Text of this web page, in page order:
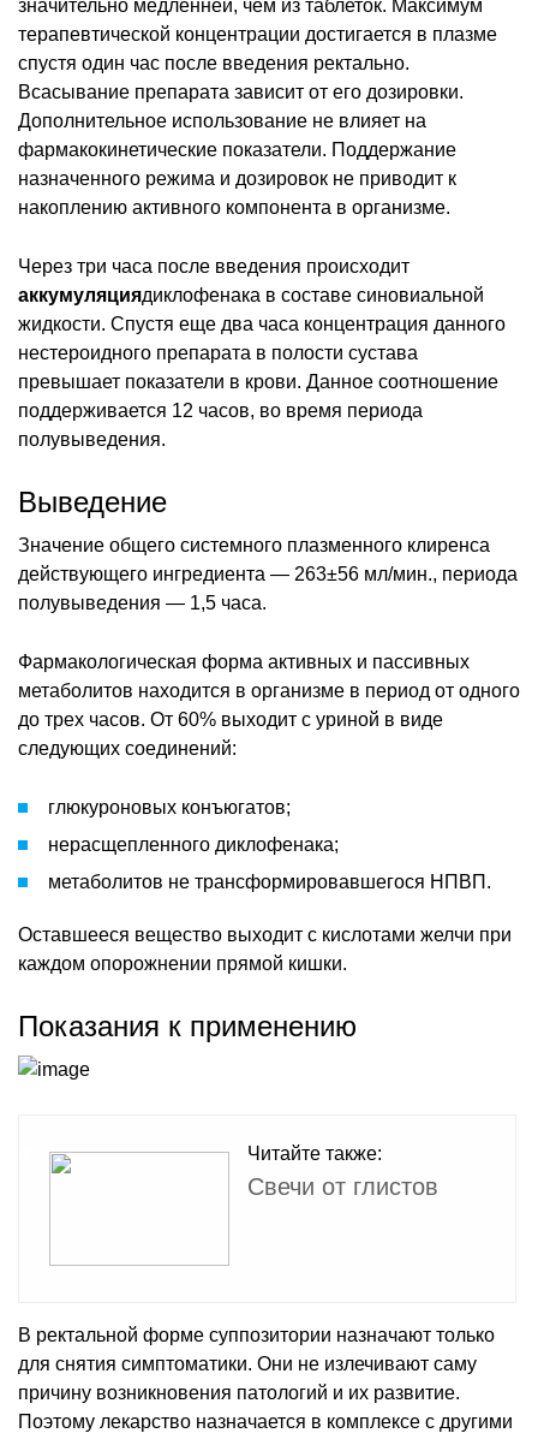
значительно медленней, чем из таблеток. Максимум
терапевтической концентрации достигается в плазме
спустя один час после введения ректально.
Всасывание препарата зависит от его дозировки.
Дополнительное использование не влияет на
фармакокинетические показатели. Поддержание
назначенного режима и дозировок не приводит к
накоплению активного компонента в организме.
Через три часа после введения происходит
аккумуляциядиклофенака в составе синовиальной
жидкости. Спустя еще два часа концентрация данного
нестероидного препарата в полости сустава
превышает показатели в крови. Данное соотношение
поддерживается 12 часов, во время периода
полувыведения.
Выведение
Значение общего системного плазменного клиренса
действующего ингредиента — 263±56 мл/мин., периода
полувыведения — 1,5 часа.
Фармакологическая форма активных и пассивных
метаболитов находится в организме в период от одного
до трех часов. От 60% выходит с уриной в виде
следующих соединений:
глюкуроновых конъюгатов;
нерасщепленного диклофенака;
метаболитов не трансформировавшегося НПВП.
Оставшееся вещество выходит с кислотами желчи при
каждом опорожнении прямой кишки.
Показания к применению
Читайте также:
Свечи от глистов
В ректальной форме суппозитории назначают только
для снятия симптоматики. Они не излечивают саму
причину возникновения патологий и их развитие.
Поэтому лекарство назначается в комплексе с другими